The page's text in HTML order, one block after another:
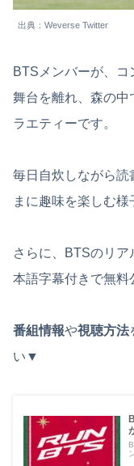
出典：Weverse Twitter
BTSメンバーが、コ
舞台を離れ、森の中
ラエティーです。
毎日自炊しながら読
まに趣味を楽しむ様
さらに、BTSのリア
本語字幕付きで無料
番組情報や視聴方法
い▼